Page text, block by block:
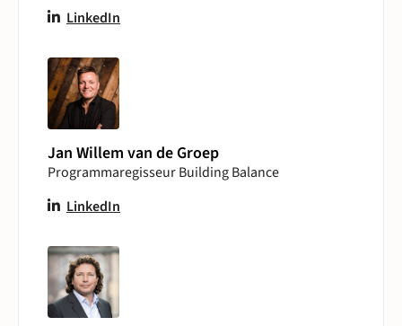
LinkedIn
Jan Willem van de Groep
Programmaregisseur Building Balance
LinkedIn